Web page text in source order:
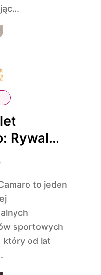
Rywal
sportowych
który od lat